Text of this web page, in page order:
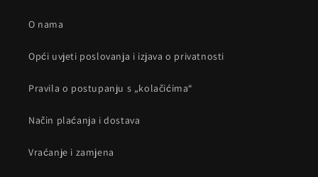
O nama
Opći uvjeti poslovanja i izjava o privatnosti
Pravila o postupanju s „kolačićima“
Način plaćanja i dostava
Vraćanje i zamjena